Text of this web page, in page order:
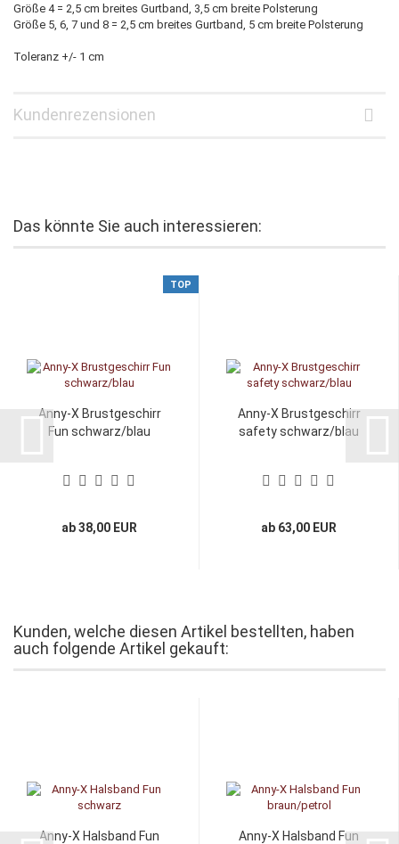
Größe 4 = 2,5 cm breites Gurtband, 3,5 cm breite Polsterung
Größe 5, 6, 7 und 8 = 2,5 cm breites Gurtband, 5 cm breite Polsterung
Toleranz +/- 1 cm
Kundenrezensionen
Das könnte Sie auch interessieren:
TOP
Anny-X Brustgeschirr
Fun schwarz/blau
ab 38,00 EUR
Anny-X Brustgeschirr
safety schwarz/blau
ab 63,00 EUR
Kunden, welche diesen Artikel bestellten, haben
auch folgende Artikel gekauft:
Anny-X Halsband Fun
Anny-X Halsband Fun